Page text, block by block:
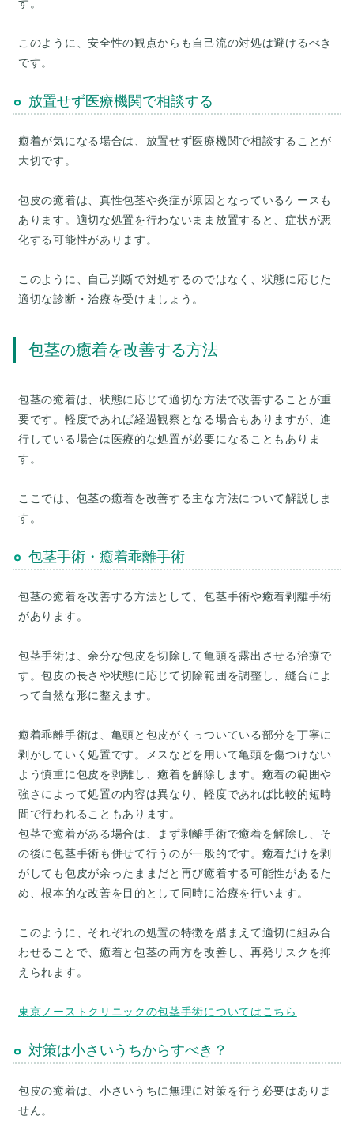
す。
このように、安全性の観点からも自己流の対処は避けるべき
放置せず医療機関で相談する
癒着が気になる場合は、放置せず医療機関で相談することが
大切です。
包皮の癒着は、真性包茎や炎症が原因となっているケースも
あります。適切な処置を行わないまま放置すると、症状が悪
化する可能性があります。
このように、自己判断で対処するのではなく、状態に応じた
包茎の癒着を改善する方法
包茎の癒着は、状態に応じて適切な方法で改善することが重
要です。軽度であれば経過観察となる場合もありますが、進
行している場合は医療的な処置が必要になることもありま
す。
ここでは、包茎の癒着を改善する主な方法について解説しま
包茎手術・癒着乖離手術
包茎の癒着を改善する方法として、包茎手術や癒着剥離手術
があります。
包茎手術は、余分な包皮を切除して亀頭を露出させる治療で
す。包皮の長さや状態に応じて切除範囲を調整し、縫合によ
って自然な形に整えます。
癒着乖離手術は、亀頭と包皮がくっついている部分を丁寧に
剥がしていく処置です。メスなどを用いて亀頭を傷つけない
よう慎重に包皮を剥離し、癒着を解除します。癒着の範囲や
強さによって処置の内容は異なり、軽度であれば比較的短時
間で行われることもあります。
包茎で癒着がある場合は、まず剥離手術で癒着を解除し、そ
の後に包茎手術も併せて行うのが一般的です。癒着だけを剥
がしても包皮が余ったままだと再び癒着する可能性があるた
め、根本的な改善を目的として同時に治療を行います。
このように、それぞれの処置の特徴を踏まえて適切に組み合
わせることで、癒着と包茎の両方を改善し、再発リスクを抑
えられます。
東京ノーストクリニックの包茎手術についてはこちら
対策は小さいうちからすべき？
包皮の癒着は、小さいうちに無理に対策を行う必要はありま
せん。